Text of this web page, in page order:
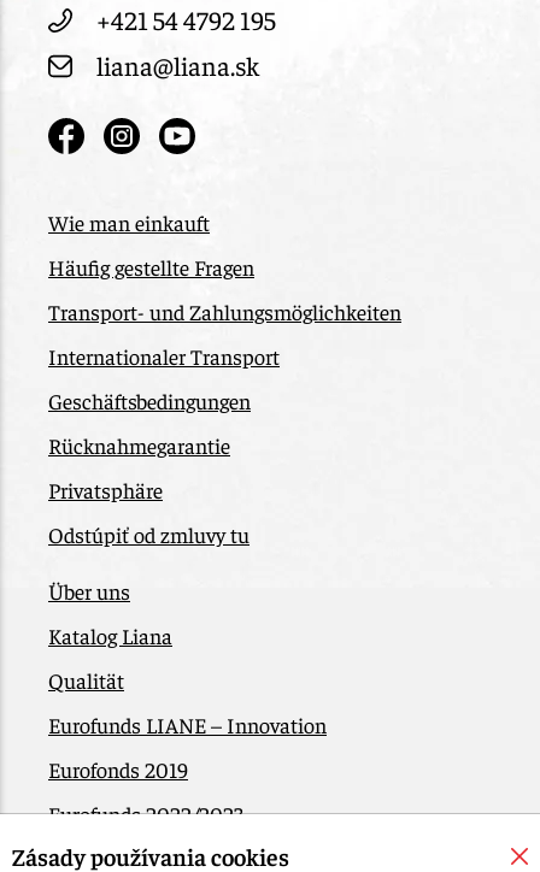
+421 54 4792 195
liana@liana.sk
Wie man einkauft
Häufig gestellte Fragen
Transport- und Zahlungsmöglichkeiten
Internationaler Transport
Geschäftsbedingungen
Rücknahmegarantie
Privatsphäre
Odstúpiť od zmluvy tu
Über uns
Katalog Liana
Qualität
Eurofunds LIANE – Innovation
Eurofonds 2019
Eurofunds 2022/2023
EÚ Plán obnovy
Zásady používania cookies